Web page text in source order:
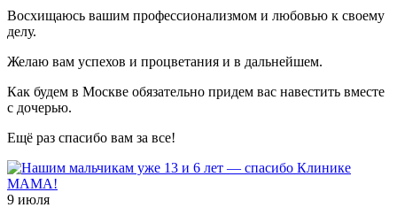
Восхищаюсь вашим профессионализмом и любовью к своему
делу.
Желаю вам успехов и процветания и в дальнейшем.
Как будем в Москве обязательно придем вас навестить вместе
с дочерью.
Ещё раз спасибо вам за все!
9 июля